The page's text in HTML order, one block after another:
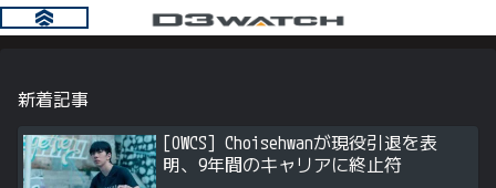
新着記事
[OWCS] Choisehwanが現役引退を表
明、9年間のキャリアに終止符